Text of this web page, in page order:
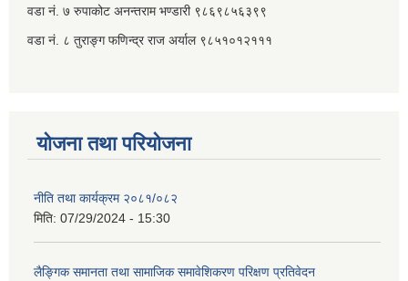
वडा नं. ७ ‌‍रुपाकोट अनन्तराम भण्डारी ९८६९८५६३९९
वडा नं. ८ तुराङ्ग फणिन्द्र राज अर्याल ९८५१०१२१११
योजना तथा परियोजना
नीति तथा कार्यक्रम २०८१/०८२
मिति: 07/29/2024 - 15:30
लैङ्गिक समानता तथा सामाजिक समावेशिकरण परिक्षण प्रतिवेदन